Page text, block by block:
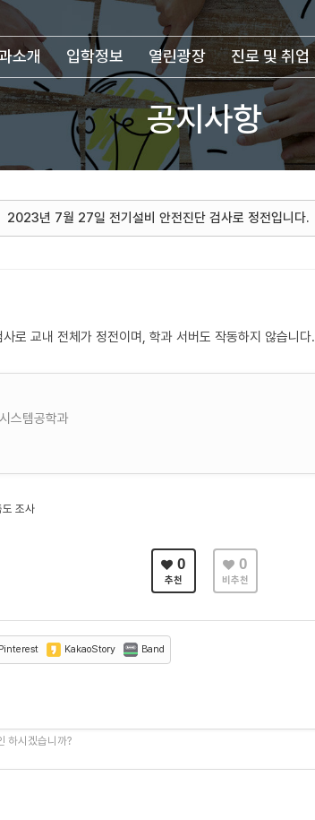
소개 입학정보 열린광장 진로 및 취업
공지사항
2023년 7월 27일 전기설비 안전진단 검사로 정전입니다.
로 교내 전체가 정전이며, 학과 서버도 작동하지 않습니다.
스템공학과
조사
0
추천
0
비추천
Pinterest KakaoStory Band
하시겠습니까?